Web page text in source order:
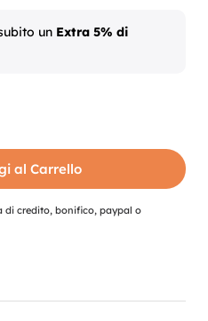
un Extra 5% di
al Carrello
di credito, bonifico, paypal o